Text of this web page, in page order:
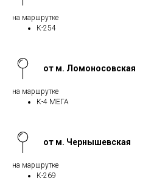
на маршрутке
К-254
от м. Ломоносовская
на маршрутке
К-4 МЕГА
от м. Чернышевская
на маршрутке
К-269